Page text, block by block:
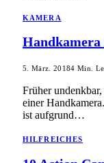
KAMERA
5. März. 20184 Min.
Früher
einer
ist aufgrund…
HILFREICHES